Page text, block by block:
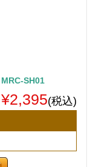
SH01
¥2,395(税込)